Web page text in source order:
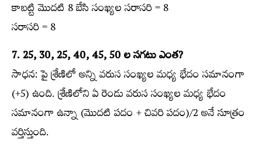
కాబట్టి మొదటి 8 బేసి సంఖ్యల సరాసరి = 8
సరాసరి = 8
7. 25, 30, 25, 40, 45, 50 ల సగటు ఎంత?
సాధన: పై శ్రేణిలో అన్ని వరుస సంఖ్యల మధ్య భేదం సమానంగా
(+5) ఉంది. శ్రేణిలోని ఏ రెండు వరుస సంఖ్యల మధ్య భేదం
సమానంగా ఉన్నా (మొదటి పదం + చివరి పదం)/2 అనే సూత్రం
వర్తిస్తుంది.